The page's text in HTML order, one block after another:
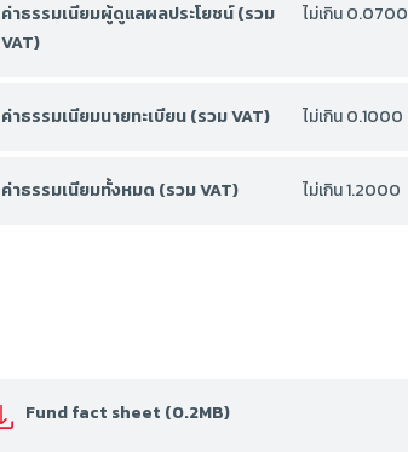
ค่าธรรมเนียมผู้ดูแลผลประโยชน์ (รวม
VAT)
ไม่เกิน 0.0700
ค่าธรรมเนียมนายทะเบียน (รวม VAT) ไม่เกิน 0.1000
ค่าธรรมเนียมทั้งหมด (รวม VAT) ไม่เกิน 1.2000
Fund fact sheet (0.2MB)